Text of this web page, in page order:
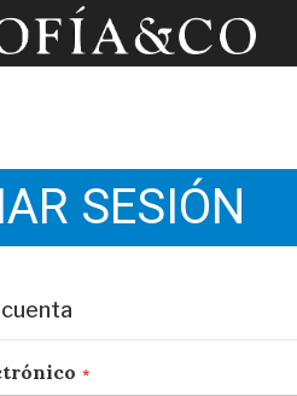
SESIÓN